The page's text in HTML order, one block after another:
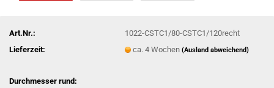
Art.Nr.:
1022-CSTC1/80-CSTC1/120recht
Lieferzeit:
ca. 4 Wochen(Ausland abweichend)
Durchmesser rund: